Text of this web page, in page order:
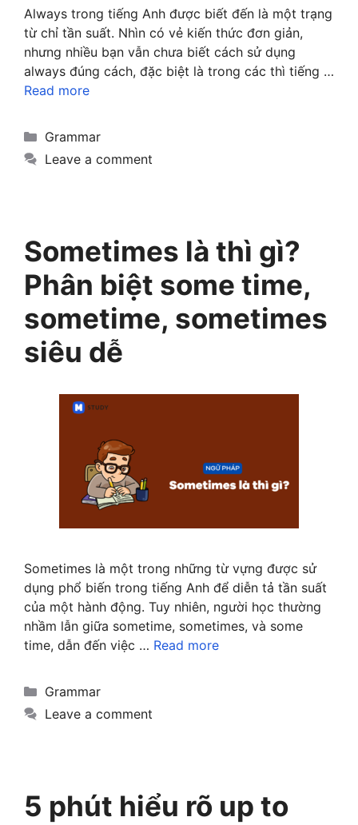
Always trong tiếng Anh được biết đến là một trạng
từ chỉ tần suất. Nhìn có vẻ kiến thức đơn giản,
nhưng nhiều bạn vẫn chưa biết cách sử dụng
always đúng cách, đặc biệt là trong các thì tiếng …
Read more
Categories
Grammar
Leave a comment
Sometimes là thì gì?
Phân biệt some time,
sometime, sometimes
siêu dễ
Sometimes là một trong những từ vựng được sử
dụng phổ biến trong tiếng Anh để diễn tả tần suất
của một hành động. Tuy nhiên, người học thường
nhầm lẫn giữa sometime, sometimes, và some
time, dẫn đến việc … Read more
Categories
Grammar
Leave a comment
5 phút hiểu rõ up to